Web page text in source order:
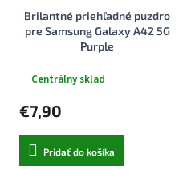
Brilantné priehľadné puzdro
pre Samsung Galaxy A42 5G
Purple
Centrálny sklad
€7,90
Pridať do košíka